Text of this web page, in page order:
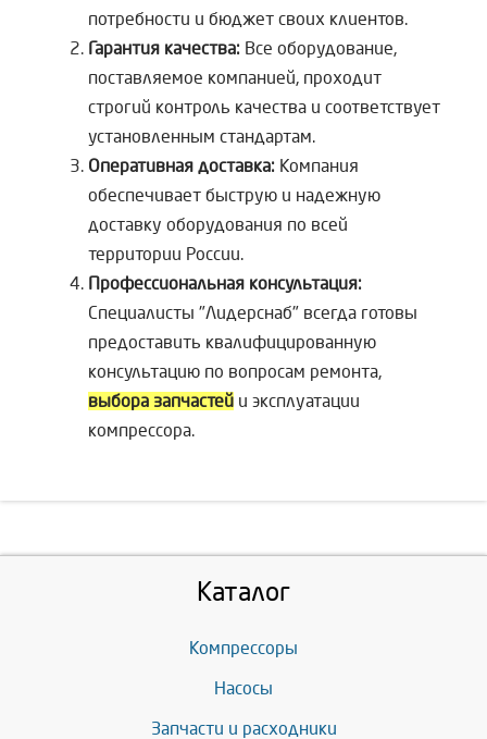
потребности и бюджет своих клиентов.
Гарантия качества: Все оборудование,
поставляемое компанией, проходит
строгий контроль качества и соответствует
установленным стандартам.
Оперативная доставка: Компания
обеспечивает быструю и надежную
доставку оборудования по всей
территории России.
Профессиональная консультация:
Специалисты "Лидерснаб" всегда готовы
предоставить квалифицированную
консультацию по вопросам ремонта,
выбора запчастей и эксплуатации
компрессора.
Каталог
Компрессоры
Насосы
Запчасти и расходники